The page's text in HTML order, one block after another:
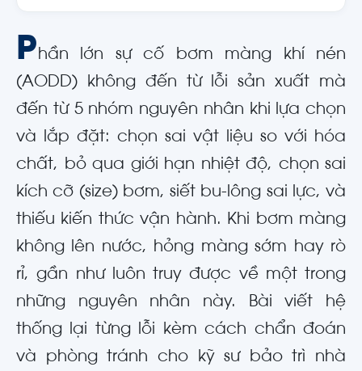
Phần lớn sự cố bơm màng khí nén
(AODD) không đến từ lỗi sản xuất mà
đến từ 5 nhóm nguyên nhân khi lựa chọn
và lắp đặt: chọn sai vật liệu so với hóa
chất, bỏ qua giới hạn nhiệt độ, chọn sai
kích cỡ (size) bơm, siết bu-lông sai lực, và
thiếu kiến thức vận hành. Khi bơm màng
không lên nước, hỏng màng sớm hay rò
rỉ, gần như luôn truy được về một trong
những nguyên nhân này. Bài viết hệ
thống lại từng lỗi kèm cách chẩn đoán
và phòng tránh cho kỹ sư bảo trì nhà